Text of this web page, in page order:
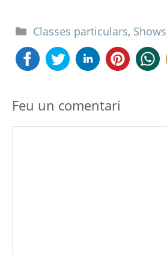
Categories
Classes particulars, Shows
Feu un comentari